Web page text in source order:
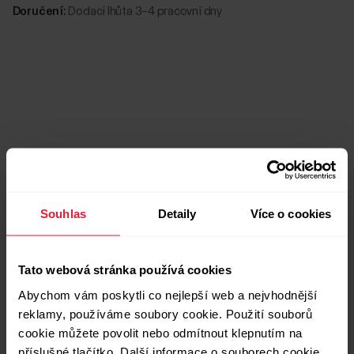
Souhlas Detaily Více o cookies
Tato webová stránka používá cookies
Abychom vám poskytli co nejlepší web a nejvhodnější
reklamy, používáme soubory cookie. Použití souborů
cookie můžete povolit nebo odmítnout klepnutím na
příslušné tlačítko. Další informace o souborech cookie
Doručení: Dodací lhůta 3–4 pracovní dny